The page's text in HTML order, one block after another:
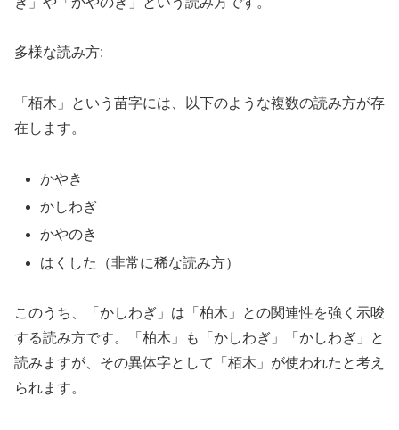
多様な読み方:
「栢木」という苗字には、以下のような複数の読み方が存
在します。
かやき
かしわぎ
かやのき
はくした（非常に稀な読み方）
このうち、「かしわぎ」は「柏木」との関連性を強く示唆
する読み方です。「柏木」も「かしわぎ」「かしわぎ」と
読みますが、その異体字として「栢木」が使われたと考え
られます。